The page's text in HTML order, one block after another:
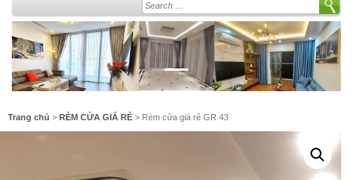
Search
Trang chủ > RÈM CỬA GIÁ RẺ > Rèm cửa giá rẻ GR 43